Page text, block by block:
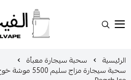
الفيب || VAPE
سحبة سيجارة معبأة